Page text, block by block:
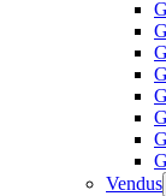
Vendus